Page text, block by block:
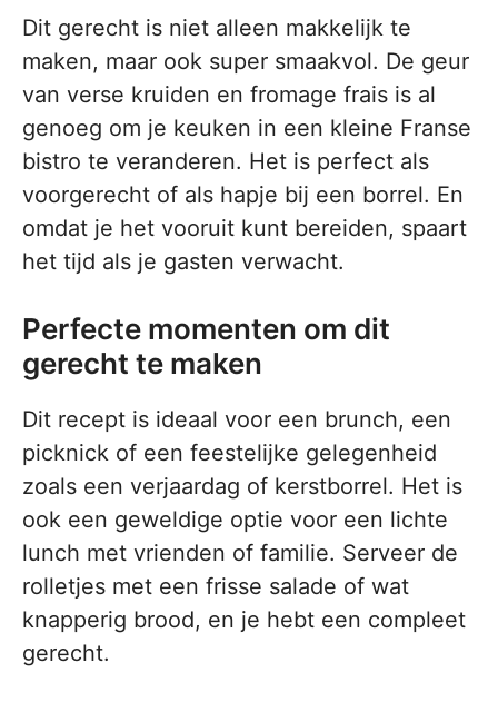
Dit gerecht is niet alleen makkelijk te
maken, maar ook super smaakvol. De geur
van verse kruiden en fromage frais is al
genoeg om je keuken in een kleine Franse
bistro te veranderen. Het is perfect als
voorgerecht of als hapje bij een borrel. En
omdat je het vooruit kunt bereiden, spaart
het tijd als je gasten verwacht.
Perfecte momenten om dit
gerecht te maken
Dit recept is ideaal voor een brunch, een
picknick of een feestelijke gelegenheid
zoals een verjaardag of kerstborrel. Het is
ook een geweldige optie voor een lichte
lunch met vrienden of familie. Serveer de
rolletjes met een frisse salade of wat
knapperig brood, en je hebt een compleet
gerecht.